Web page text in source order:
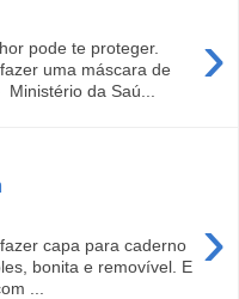
›
pode te proteger.
uma máscara de
da Saú...
›
capa para caderno
bonita e removível. E
...